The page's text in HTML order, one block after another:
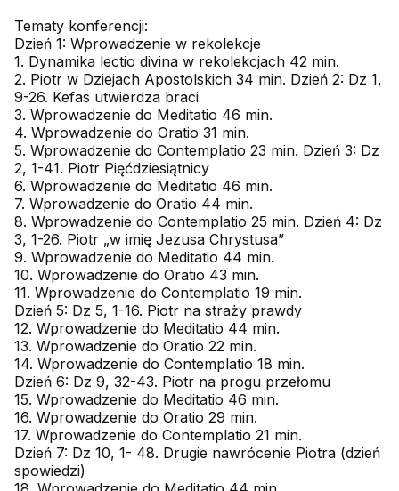
Tematy konferencji:
Dzień 1: Wprowadzenie w rekolekcje
1. Dynamika lectio divina w rekolekcjach 42 min.
2. Piotr w Dziejach Apostolskich 34 min. Dzień 2: Dz 1,
9-26. Kefas utwierdza braci
3. Wprowadzenie do Meditatio 46 min.
4. Wprowadzenie do Oratio 31 min.
5. Wprowadzenie do Contemplatio 23 min. Dzień 3: Dz
2, 1-41. Piotr Pięćdziesiątnicy
6. Wprowadzenie do Meditatio 46 min.
7. Wprowadzenie do Oratio 44 min.
8. Wprowadzenie do Contemplatio 25 min. Dzień 4: Dz
3, 1-26. Piotr „w imię Jezusa Chrystusa”
9. Wprowadzenie do Meditatio 44 min.
10. Wprowadzenie do Oratio 43 min.
11. Wprowadzenie do Contemplatio 19 min.
Dzień 5: Dz 5, 1-16. Piotr na straży prawdy
12. Wprowadzenie do Meditatio 44 min.
13. Wprowadzenie do Oratio 22 min.
14. Wprowadzenie do Contemplatio 18 min.
Dzień 6: Dz 9, 32-43. Piotr na progu przełomu
15. Wprowadzenie do Meditatio 46 min.
16. Wprowadzenie do Oratio 29 min.
17. Wprowadzenie do Contemplatio 21 min.
Dzień 7: Dz 10, 1- 48. Drugie nawrócenie Piotra (dzień
spowiedzi)